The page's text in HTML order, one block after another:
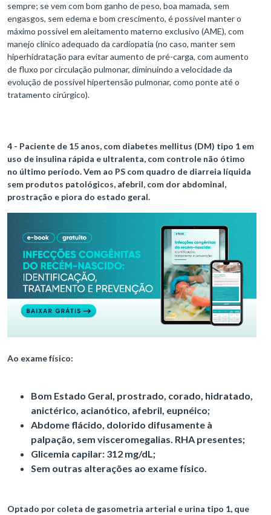
sempre; se vem com bom ganho de peso, boa mamada, sem
engasgos, sem edema e bom crescimento, é possível manter o
máximo possível em aleitamento materno exclusivo (AME), com
manejo clínico adequado da cardiopatia (no caso, manter sem
hiperhidratação para evitar aumento de pré-carga, com aumento
de fluxo por circulação pulmonar, diminuindo a velocidade da
evolução de possível hipertensão pulmonar, como ponte até o
tratamento cirúrgico).
4 - Paciente de 15 anos, com diabetes mellitus (DM) tipo 1 em
uso de insulina rápida e ultralenta, com controle não ótimo
no último período. Vem ao PS com quadro de diarreia líquida
sem produtos patológicos, afebril, com dor abdominal,
prostração e piora do estado geral.
Ao exame físico:
Bom Estado Geral, prostrado, corado, hidratado,
anictérico, acianótico, afebril, eupnéico;
Abdome flácido, dolorido difusamente à
palpação, sem visceromegalias. RHA presentes;
Glicemia capilar: 312 mg/dL;
Sem outras alterações ao exame físico.
Optado por coleta de gasometria arterial e urina tipo 1, que